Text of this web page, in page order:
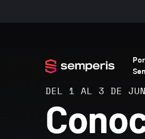
DEL 1 AL 3 DE